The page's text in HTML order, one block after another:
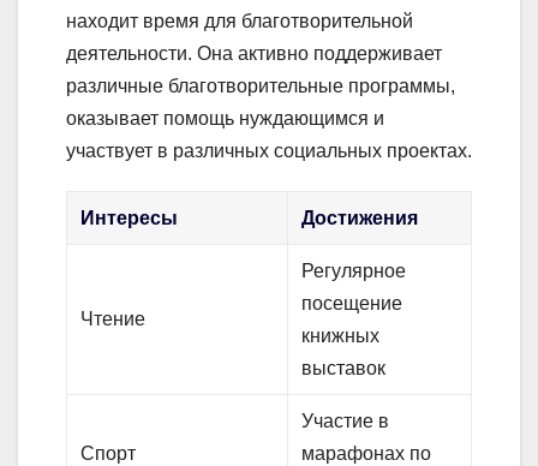
находит время для благотворительной
деятельности. Она активно поддерживает
различные благотворительные программы,
оказывает помощь нуждающимся и
участвует в различных социальных проектах.
Интересы Достижения
Чтение
Регулярное
посещение
книжных
выставок
Спорт
Участие в
марафонах по